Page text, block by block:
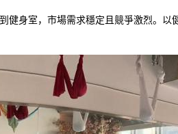
身室，市場需求穩定且競爭激烈。以